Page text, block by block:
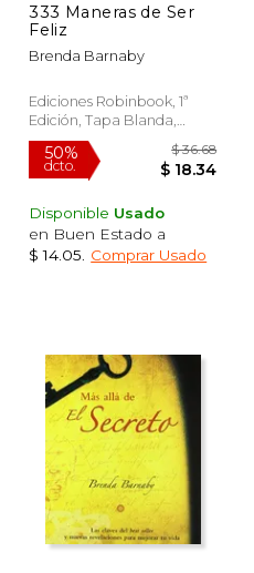
333 Maneras de Ser
Feliz
Brenda Barnaby
Ediciones Robinbook, 1ª
Edición, Tapa Blanda,
Nuevo
Disponible Usado
en Buen Estado a
$ 14.05
Comprar Usado